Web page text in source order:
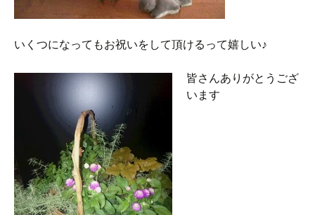
いくつになってもお祝いをして頂けるって嬉しい♪
皆さんありがとうござ
います